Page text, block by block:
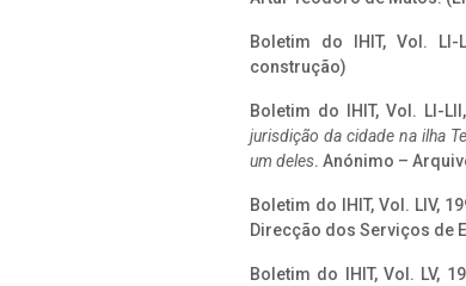
Boletim do IHIT, Vol. LI-
construção)
Boletim do IHIT, Vol. LI-
jurisdição da cidade na ilha
um deles. Anónimo –
Boletim do IHIT, Vol. LIV,
Direcção dos Serviços de
Boletim do IHIT, Vol. LV,